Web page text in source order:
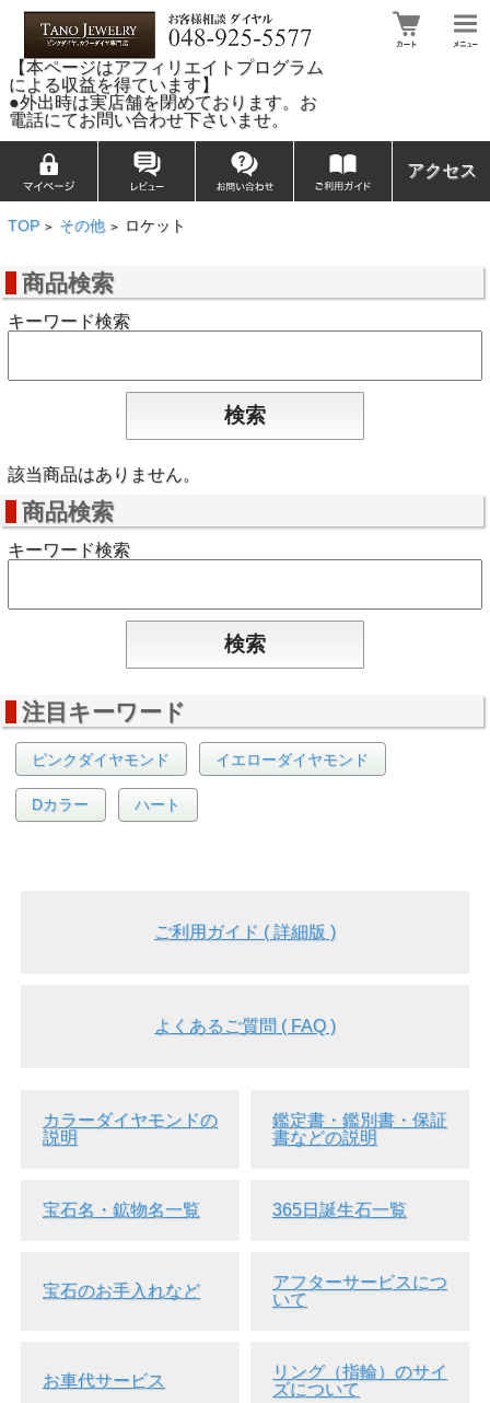
【本ページはアフィリエイトプログラム
による収益を得ています】
●外出時は実店舗を閉めております。お
電話にてお問い合わせ下さいませ。
アクセス
TOP > その他 > ロケット
商品検索
キーワード検索
該当商品はありません。
商品検索
キーワード検索
注目キーワード
ピンクダイヤモンド イエローダイヤモンド
Dカラー ハート
ご利用ガイド ( 詳細版 )
よくあるご質問 ( FAQ )
カラーダイヤモンドの
説明
鑑定書・鑑別書・保証
書などの説明
宝石名・鉱物名一覧 365日誕生石一覧
宝石のお手入れなど
アフターサービスにつ
いて
お車代サービス
リング（指輪）のサイ
ズについて